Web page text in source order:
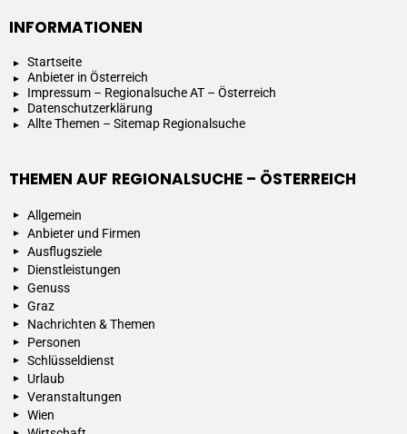
INFORMATIONEN
Startseite
Anbieter in Österreich
Impressum – Regionalsuche AT – Österreich
Datenschutzerklärung
Allte Themen – Sitemap Regionalsuche
THEMEN AUF REGIONALSUCHE – ÖSTERREICH
Allgemein
Anbieter und Firmen
Ausflugsziele
Dienstleistungen
Genuss
Graz
Nachrichten & Themen
Personen
Schlüsseldienst
Urlaub
Veranstaltungen
Wien